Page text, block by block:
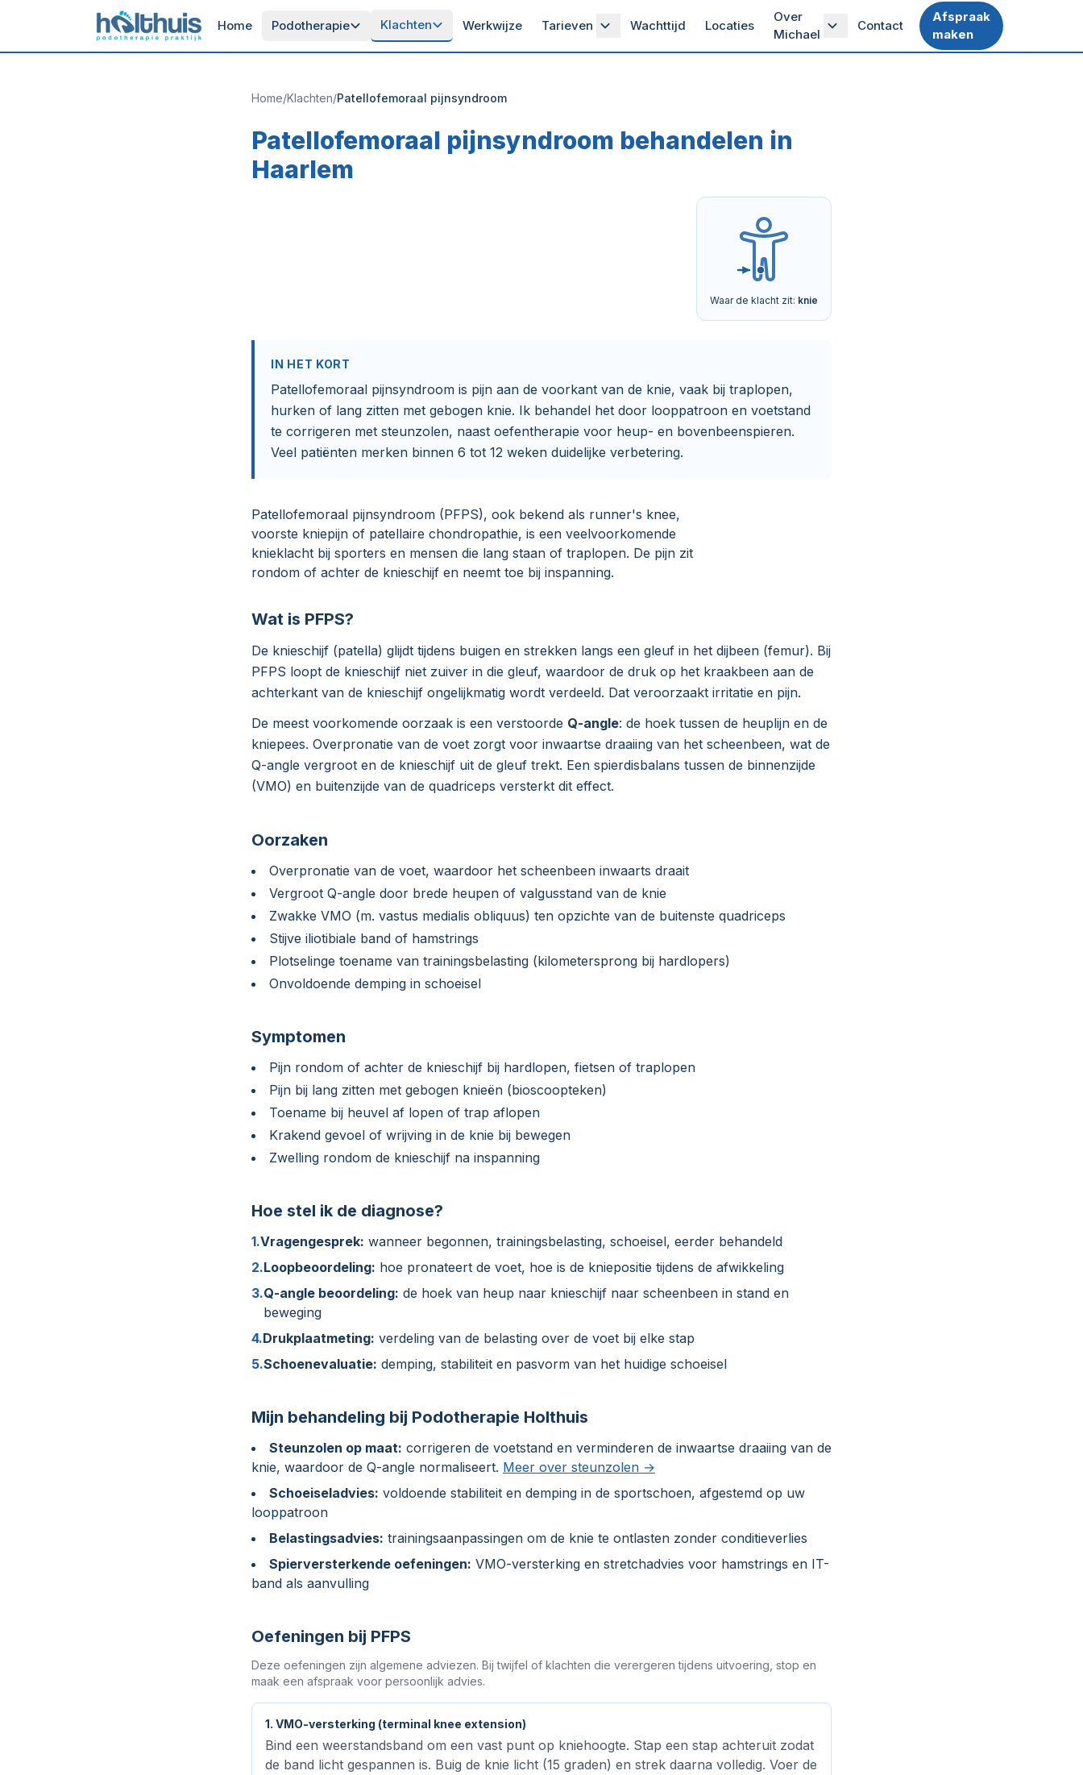
Home Podotherapie Klachten Werkwijze Tarieven Wachttijd Locaties
Over
Michael
Contact
Afspraak
maken
Home/Klachten/Patellofemoraal pijnsyndroom
Patellofemoraal pijnsyndroom behandelen in
Haarlem
Waar de klacht zit: knie
IN HET KORT
Patellofemoraal pijnsyndroom is pijn aan de voorkant van de knie, vaak bij traplopen,
hurken of lang zitten met gebogen knie. Ik behandel het door looppatroon en voetstand
te corrigeren met steunzolen, naast oefentherapie voor heup- en bovenbeenspieren.
Veel patiënten merken binnen 6 tot 12 weken duidelijke verbetering.
Patellofemoraal pijnsyndroom (PFPS), ook bekend als runner's knee,
voorste kniepijn of patellaire chondropathie, is een veelvoorkomende
knieklacht bij sporters en mensen die lang staan of traplopen. De pijn zit
rondom of achter de knieschijf en neemt toe bij inspanning.
Wat is PFPS?
De knieschijf (patella) glijdt tijdens buigen en strekken langs een gleuf in het dijbeen (femur). Bij
PFPS loopt de knieschijf niet zuiver in die gleuf, waardoor de druk op het kraakbeen aan de
achterkant van de knieschijf ongelijkmatig wordt verdeeld. Dat veroorzaakt irritatie en pijn.
De meest voorkomende oorzaak is een verstoorde Q-angle: de hoek tussen de heuplijn en de
kniepees. Overpronatie van de voet zorgt voor inwaartse draaiing van het scheenbeen, wat de
Q-angle vergroot en de knieschijf uit de gleuf trekt. Een spierdisbalans tussen de binnenzijde
(VMO) en buitenzijde van de quadriceps versterkt dit effect.
Oorzaken
Overpronatie van de voet, waardoor het scheenbeen inwaarts draait
Vergroot Q-angle door brede heupen of valgusstand van de knie
Zwakke VMO (m. vastus medialis obliquus) ten opzichte van de buitenste quadriceps
Stijve iliotibiale band of hamstrings
Plotselinge toename van trainingsbelasting (kilometersprong bij hardlopers)
Onvoldoende demping in schoeisel
Symptomen
Pijn rondom of achter de knieschijf bij hardlopen, fietsen of traplopen
Pijn bij lang zitten met gebogen knieën (bioscoopteken)
Toename bij heuvel af lopen of trap aflopen
Krakend gevoel of wrijving in de knie bij bewegen
Zwelling rondom de knieschijf na inspanning
Hoe stel ik de diagnose?
1.Vragengesprek: wanneer begonnen, trainingsbelasting, schoeisel, eerder behandeld
2.Loopbeoordeling: hoe pronateert de voet, hoe is de kniepositie tijdens de afwikkeling
3.Q-angle beoordeling: de hoek van heup naar knieschijf naar scheenbeen in stand en
beweging
4.Drukplaatmeting: verdeling van de belasting over de voet bij elke stap
5.Schoenevaluatie: demping, stabiliteit en pasvorm van het huidige schoeisel
Mijn behandeling bij Podotherapie Holthuis
Steunzolen op maat: corrigeren de voetstand en verminderen de inwaartse draaiing van de
knie, waardoor de Q-angle normaliseert. Meer over steunzolen →
Schoeiseladvies: voldoende stabiliteit en demping in de sportschoen, afgestemd op uw
looppatroon
Belastingsadvies: trainingsaanpassingen om de knie te ontlasten zonder conditieverlies
Spierversterkende oefeningen: VMO-versterking en stretchadvies voor hamstrings en IT-
band als aanvulling
Oefeningen bij PFPS
Deze oefeningen zijn algemene adviezen. Bij twijfel of klachten die verergeren tijdens uitvoering, stop en
maak een afspraak voor persoonlijk advies.
1. VMO-versterking (terminal knee extension)
Bind een weerstandsband om een vast punt op kniehoogte. Stap een stap achteruit zodat
de band licht gespannen is. Buig de knie licht (15 graden) en strek daarna volledig. Voer de